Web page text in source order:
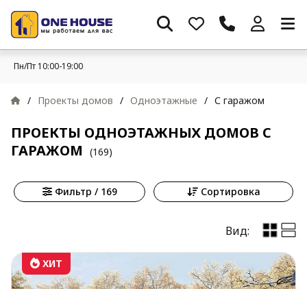
Пн/Пт 10:00-19:00
/ Проекты домов / Одноэтажные / С гаражом
ПРОЕКТЫ ОДНОЭТАЖНЫХ ДОМОВ С
ГАРАЖОМ
(169)
Фильтр / 169 Сортировка
Вид:
ХИТ